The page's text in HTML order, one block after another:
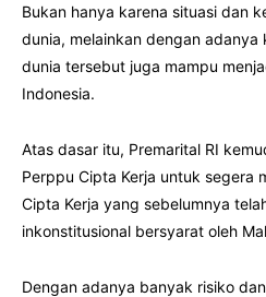
Bukan hanya karena situasi dan
dunia, melainkan dengan
dunia tersebut juga mampu
Indonesia.
Atas dasar itu, Premarital RI
Perppu Cipta Kerja untuk segera
Cipta Kerja yang sebelumnya
inkonstitusional bersyarat oleh
Dengan adanya banyak risiko